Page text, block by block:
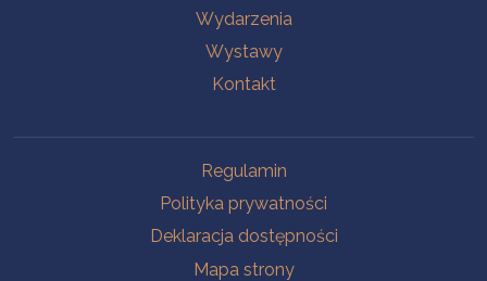
Wydarzenia
Wystawy
Kontakt
Regulamin
Polityka prywatności
Deklaracja dostępności
Mapa strony